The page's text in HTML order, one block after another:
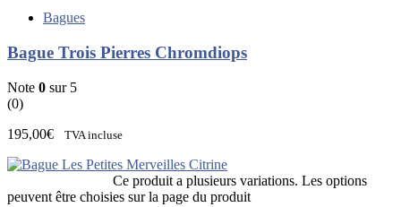
Bagues
Bague Trois Pierres Chromdiops
Note 0 sur 5
(0)
195,00€ TVA incluse
Ce produit a plusieurs variations. Les options
peuvent être choisies sur la page du produit